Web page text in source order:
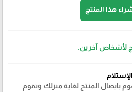
هذا المنتج
لأشخاص آخرين.
بايصال المنتج لغاية منزلك وتقوم